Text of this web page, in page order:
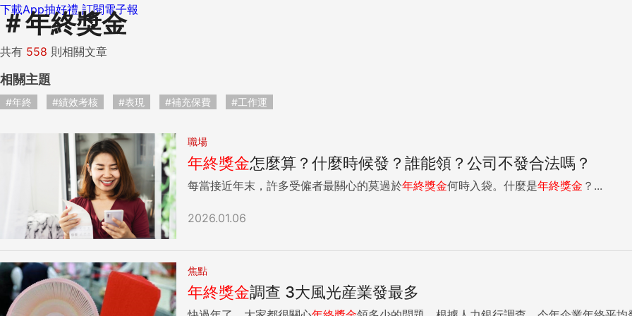
下載App抽好禮 訂閱電子報
＃年終獎金
共有 558 則相關文章
相關主題
#年終 #績效考核 #表現 #補充保費 #工作運
職場
年終獎金怎麼算？什麼時候發？誰能領？公司不發合法嗎？
每當接近年末，許多受僱者最關心的莫過於年終獎金何時入袋。什麼是年終獎金 ？...
2026.01.06
焦點
年終獎金調查 3大風光産業發最多